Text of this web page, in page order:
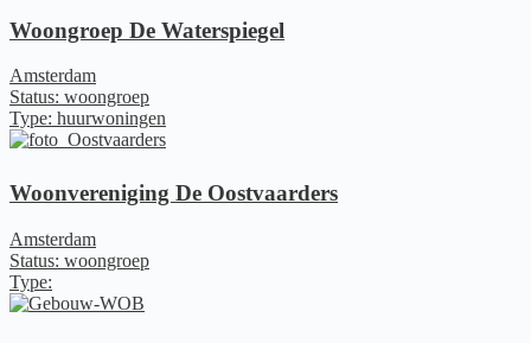
Woongroep De Waterspiegel
Amsterdam
Status: woongroep
Type: huurwoningen
Woonvereniging De Oostvaarders
Amsterdam
Status: woongroep
Type: